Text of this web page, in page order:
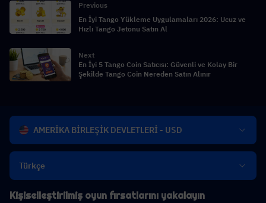
Previous
En İyi Tango Yükleme Uygulamaları 2026: Ucuz ve
Hızlı Tango Jetonu Satın Al
Next
En İyi 5 Tango Coin Satıcısı: Güvenli ve Kolay Bir
Şekilde Tango Coin Nereden Satın Alınır
AMERİKA BİRLEŞİK DEVLETLERİ - USD
Türkçe
Kişiselleştirilmiş oyun fırsatlarını yakalayın